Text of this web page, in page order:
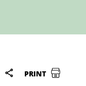
PRINT